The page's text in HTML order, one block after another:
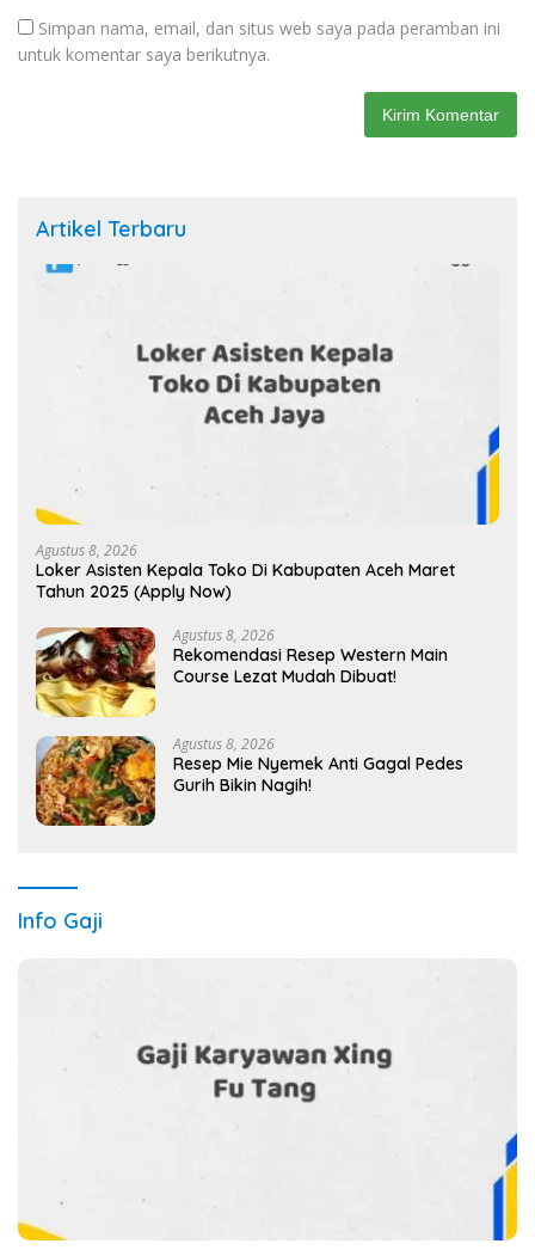
Simpan nama, email, dan situs web saya pada peramban ini
untuk komentar saya berikutnya.
Artikel Terbaru
Agustus 8, 2026
Loker Asisten Kepala Toko Di Kabupaten Aceh Maret
Tahun 2025 (Apply Now)
Agustus 8, 2026
Rekomendasi Resep Western Main
Course Lezat Mudah Dibuat!
Agustus 8, 2026
Resep Mie Nyemek Anti Gagal Pedes
Gurih Bikin Nagih!
Info Gaji